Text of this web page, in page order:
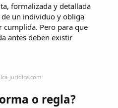
formalizada y detallada
un individuo y obliga
cumplida. Pero para que
antes deben existir
juridica.com
o regla?